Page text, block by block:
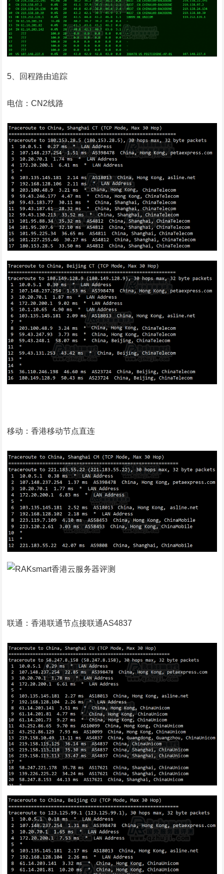
5、回程路由追踪
电信：CN2线路
移动：香港移动节点直连
联通：香港联通节点接联通AS4837